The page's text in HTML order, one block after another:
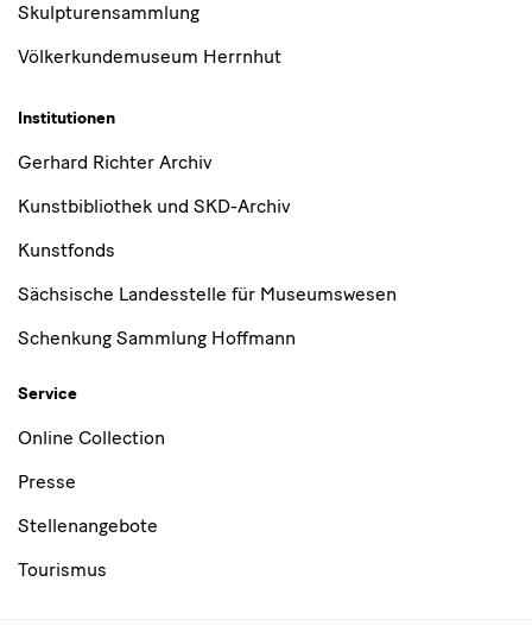
Skulpturensammlung
Völkerkundemuseum Herrnhut
Institutionen
Gerhard Richter Archiv
Kunstbibliothek und SKD-Archiv
Kunstfonds
Sächsische Landesstelle für Museumswesen
Schenkung Sammlung Hoffmann
Service
Online Collection
Presse
Stellenangebote
Tourismus